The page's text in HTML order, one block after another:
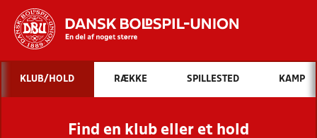
Hvad vil du søge efter?
INDHOLD OG NYHEDER
STILLINGER, RESULTATER, KLUBBER OG
KLUB/HOLD RÆKKE SPILLESTED KAMP
Find en klub eller et hold